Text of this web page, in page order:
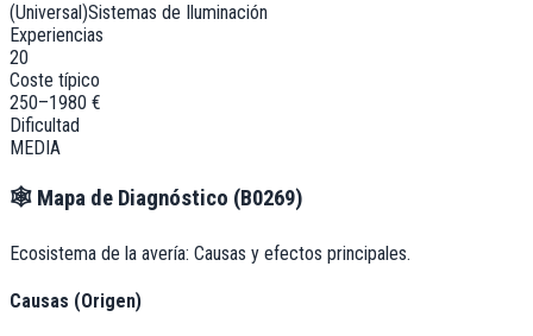
(Universal)Sistemas de Iluminación
Experiencias
20
Coste típico
250–1980 €
Dificultad
MEDIA
🕸️ Mapa de Diagnóstico (B0269)
Ecosistema de la avería: Causas y efectos principales.
Causas (Origen)